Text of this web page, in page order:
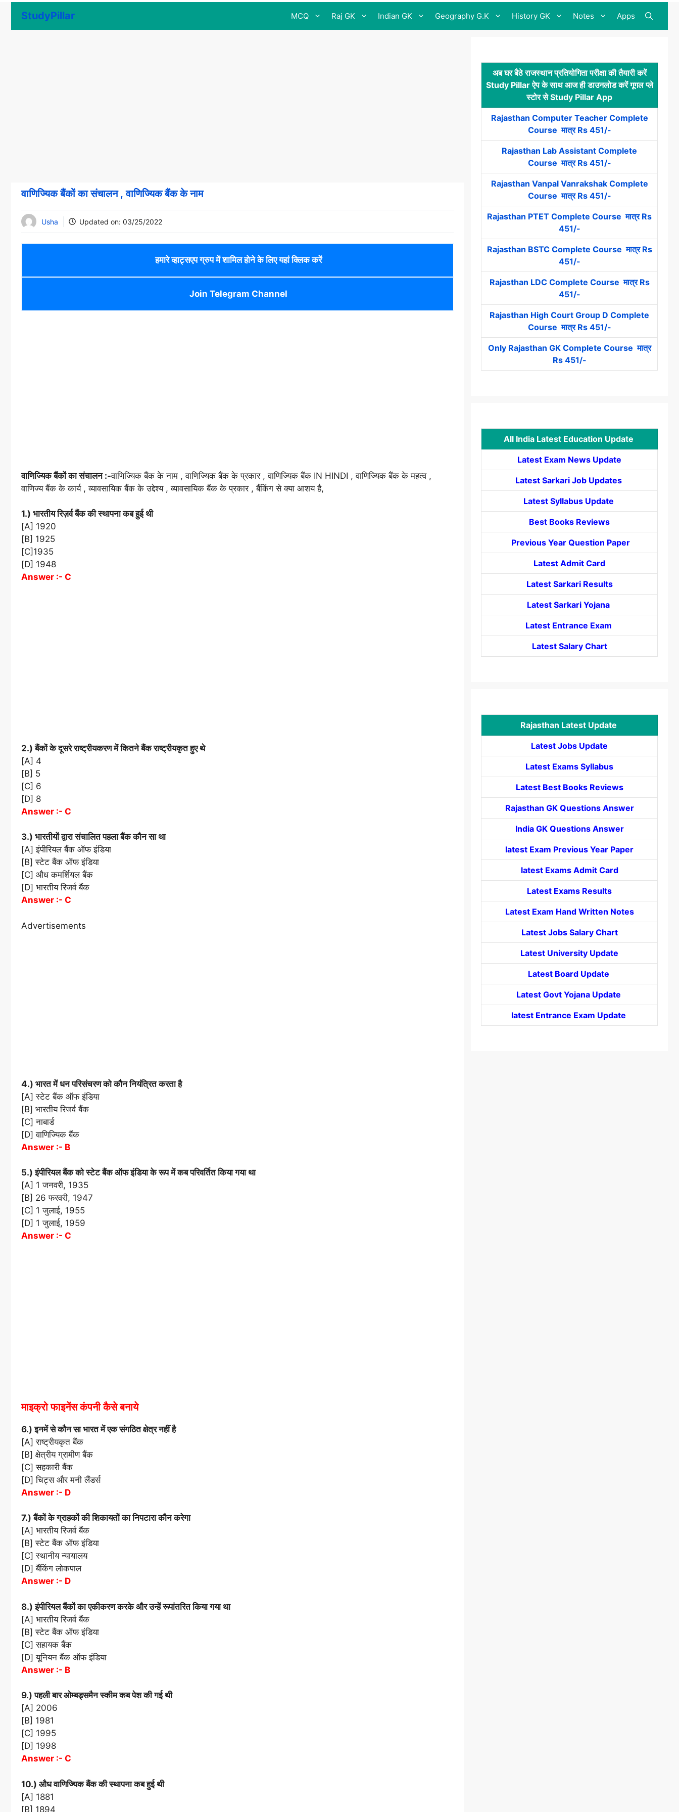
content
StudyPillar MCQ Raj GK Indian GK Geography G.K History GK Notes Apps
वाणिज्यिक बैंकों का संचालन , वाणिज्यिक बैंक के नाम
Usha Updated on: 03/25/2022
हमारे व्हाट्सएप ग्रुप में शामिल होने के लिए यहां क्लिक करें
Join Telegram Channel
वाणिज्यिक बैंकों का संचालन :-वाणिज्यिक बैंक के नाम , वाणिज्यिक बैंक के प्रकार , वाणिज्यिक बैंक IN HINDI , वाणिज्यिक बैंक के महत्व ,
वाणिज्य बैंक के कार्य , व्यावसायिक बैंक के उद्देश्य , व्यावसायिक बैंक के प्रकार , बैंकिंग से क्या आशय है,
1.) भारतीय रिज़र्व बैंक की स्थापना कब हुई थी
[A] 1920
[B] 1925
[C]1935
[D] 1948
Answer :- C
2.) बैंकों के दूसरे राष्ट्रीयकरण में कितने बैंक राष्ट्रीयकृत हुए थे
[A] 4
[B] 5
[C] 6
[D] 8
Answer :- C
3.) भारतीयों द्वारा संचालित पहला बैंक कौन सा था
[A] इंपीरियल बैंक ऑफ इंडिया
[B] स्टेट बैंक ऑफ इंडिया
[C] औध कमर्शियल बैंक
[D] भारतीय रिजर्व बैंक
Answer :- C
Advertisements
4.) भारत में धन परिसंचरण को कौन नियंत्रित करता है
[A] स्टेट बैंक ऑफ इंडिया
[B] भारतीय रिजर्व बैंक
[C] नाबार्ड
[D] वाणिज्यिक बैंक
Answer :- B
5.) इंपीरियल बैंक को स्टेट बैंक ऑफ इंडिया के रूप में कब परिवर्तित किया गया था
[A] 1 जनवरी, 1935
[B] 26 फरवरी, 1947
[C] 1 जुलाई, 1955
[D] 1 जुलाई, 1959
Answer :- C
माइक्रो फाइनेंस कंपनी कैसे बनाये
6.) इनमें से कौन सा भारत में एक संगठित क्षेत्र नहीं है
[A] राष्ट्रीयकृत बैंक
[B] क्षेत्रीय ग्रामीण बैंक
[C] सहकारी बैंक
[D] चिट्स और मनी लैंडर्स
Answer :- D
7.) बैंकों के ग्राहकों की शिकायतों का निपटारा कौन करेगा
[A] भारतीय रिजर्व बैंक
[B] स्टेट बैंक ऑफ इंडिया
[C] स्थानीय न्यायालय
[D] बैंकिंग लोकपाल
Answer :- D
8.) इंपीरियल बैंकों का एकीकरण करके और उन्हें रूपांतरित किया गया था
[A] भारतीय रिजर्व बैंक
[B] स्टेट बैंक ऑफ इंडिया
[C] सहायक बैंक
[D] यूनियन बैंक ऑफ इंडिया
Answer :- B
9.) पहली बार ओम्बड्समैन स्कीम कब पेश की गई थी
[A] 2006
[B] 1981
[C] 1995
[D] 1998
Answer :- C
10.) औध वाणिज्यिक बैंक की स्थापना कब हुई थी
[A] 1881
[B] 1894
अब घर बैठे राजस्थान प्रतियोगिता परीक्षा की तैयारी करें
Study Pillar ऐप के साथ आज ही डाउनलोड करें गूगल प्ले
स्टोर से Study Pillar App
Rajasthan Computer Teacher Complete
Course मात्र Rs 451/-
Rajasthan Lab Assistant Complete
Course मात्र Rs 451/-
Rajasthan Vanpal Vanrakshak Complete
Course मात्र Rs 451/-
Rajasthan PTET Complete Course मात्र Rs
451/-
Rajasthan BSTC Complete Course मात्र Rs
451/-
Rajasthan LDC Complete Course मात्र Rs
451/-
Rajasthan High Court Group D Complete
Course मात्र Rs 451/-
Only Rajasthan GK Complete Course मात्र
Rs 451/-
All India Latest Education Update
Latest Exam News Update
Latest Sarkari Job Updates
Latest Syllabus Update
Best Books Reviews
Previous Year Question Paper
Latest Admit Card
Latest Sarkari Results
Latest Sarkari Yojana
Latest Entrance Exam
Latest Salary Chart
Rajasthan Latest Update
Latest Jobs Update
Latest Exams Syllabus
Latest Best Books Reviews
Rajasthan GK Questions Answer
India GK Questions Answer
latest Exam Previous Year Paper
latest Exams Admit Card
Latest Exams Results
Latest Exam Hand Written Notes
Latest Jobs Salary Chart
Latest University Update
Latest Board Update
Latest Govt YojanaUpdate
latest Entrance Exam Update